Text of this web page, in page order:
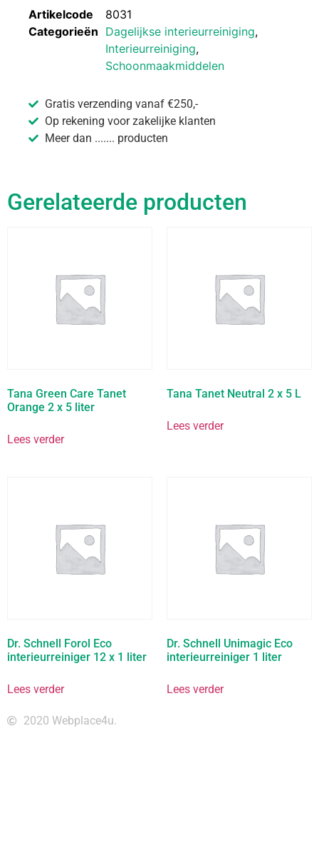
Artikelcode
8031
Categorieën Dagelijkse interieurreiniging,
Interieurreiniging,
Schoonmaakmiddelen
Gratis verzending vanaf €250,-
Op rekening voor zakelijke klanten
Meer dan ....... producten
Gerelateerde producten
Tana Green Care Tanet
Orange 2 x 5 liter
Lees verder
Tana Tanet Neutral 2 x 5 L
Lees verder
Dr. Schnell Forol Eco
interieurreiniger 12 x 1 liter
Lees verder
Dr. Schnell Unimagic Eco
interieurreiniger 1 liter
Lees verder
2020 Webplace4u.